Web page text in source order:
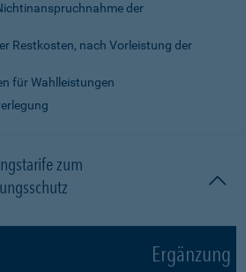
der
Restkosten, nach Vorleistung der
für Wahlleistungen
zum
Ergänzung